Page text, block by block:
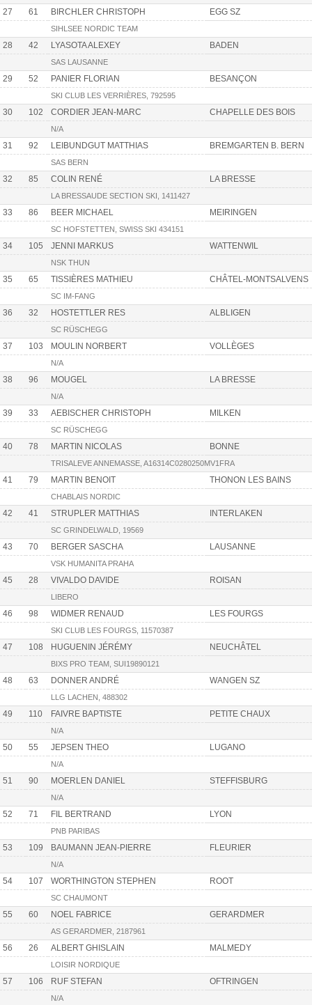
27 61 BIRCHLER CHRISTOPH EGG SZ
SIHLSEE NORDIC TEAM
28 42 LYASOTA ALEXEY BADEN
SAS LAUSANNE
29 52 PANIER FLORIAN BESANÇON
SKI CLUB LES VERRIÈRES, 792595
30 102 CORDIER JEAN-MARC CHAPELLE DES BOIS
N/A
31 92 LEIBUNDGUT MATTHIAS BREMGARTEN B. BERN
SAS BERN
32 85 COLIN RENÉ LA BRESSE
LA BRESSAUDE SECTION SKI, 1411427
33 86 BEER MICHAEL MEIRINGEN
SC HOFSTETTEN, SWISS SKI 434151
34 105 JENNI MARKUS WATTENWIL
NSK THUN
35 65 TISSIÈRES MATHIEU CHÂTEL-MONTSALVENS
SC IM-FANG
36 32 HOSTETTLER RES ALBLIGEN
SC RÜSCHEGG
37 103 MOULIN NORBERT VOLLÈGES
N/A
38 96 MOUGEL LA BRESSE
N/A
39 33 AEBISCHER CHRISTOPH MILKEN
SC RÜSCHEGG
40 78 MARTIN NICOLAS BONNE
TRISALEVE ANNEMASSE, A16314C0280250MV1FRA
41 79 MARTIN BENOIT THONON LES BAINS
CHABLAIS NORDIC
42 41 STRUPLER MATTHIAS INTERLAKEN
SC GRINDELWALD, 19569
43 70 BERGER SASCHA LAUSANNE
VSK HUMANITA PRAHA
45 28 VIVALDO DAVIDE ROISAN
LIBERO
46 98 WIDMER RENAUD LES FOURGS
SKI CLUB LES FOURGS, 11570387
47 108 HUGUENIN JÉRÉMY NEUCHÂTEL
BIXS PRO TEAM, SUI19890121
48 63 DONNER ANDRÉ WANGEN SZ
LLG LACHEN, 488302
49 110 FAIVRE BAPTISTE PETITE CHAUX
N/A
50 55 JEPSEN THEO LUGANO
N/A
51 90 MOERLEN DANIEL STEFFISBURG
N/A
52 71 FIL BERTRAND LYON
PNB PARIBAS
53 109 BAUMANN JEAN-PIERRE FLEURIER
N/A
54 107 WORTHINGTON STEPHEN ROOT
SC CHAUMONT
55 60 NOEL FABRICE GERARDMER
AS GERARDMER, 2187961
56 26 ALBERT GHISLAIN MALMEDY
LOISIR NORDIQUE
57 106 RUF STEFAN OFTRINGEN
N/A